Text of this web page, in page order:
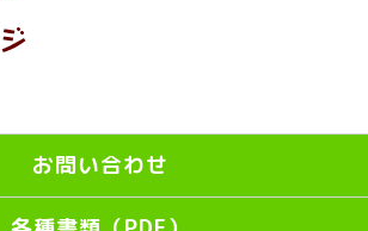
お問い合わせ